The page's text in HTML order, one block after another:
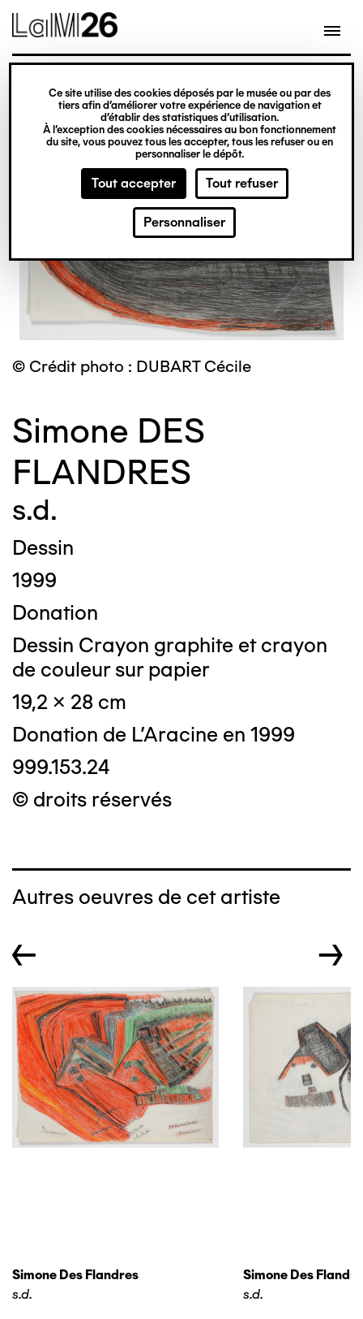
Gestion des cookies
Ce site utilise des cookies déposés par le musée ou par des
tiers afin d’améliorer votre expérience de navigation et
d’établir des statistiques d’utilisation.
À l’exception des cookies nécessaires au bon fonctionnement
du site, vous pouvez tous les accepter, tous les refuser ou en
personnaliser le dépôt.
Tout accepter Tout refuser
Personnaliser
contenu
© Crédit photo : DUBART Cécile
Simone DES
FLANDRES
s.d.
Dessin
1999
Donation
Dessin Crayon graphite et crayon
de couleur sur papier
19,2 x 28 cm
Donation de L'Aracine en 1999
999.153.24
© droits réservés
Autres oeuvres de cet artiste
← →
Simone Des Flandres
s.d.
Simone Des
s.d.